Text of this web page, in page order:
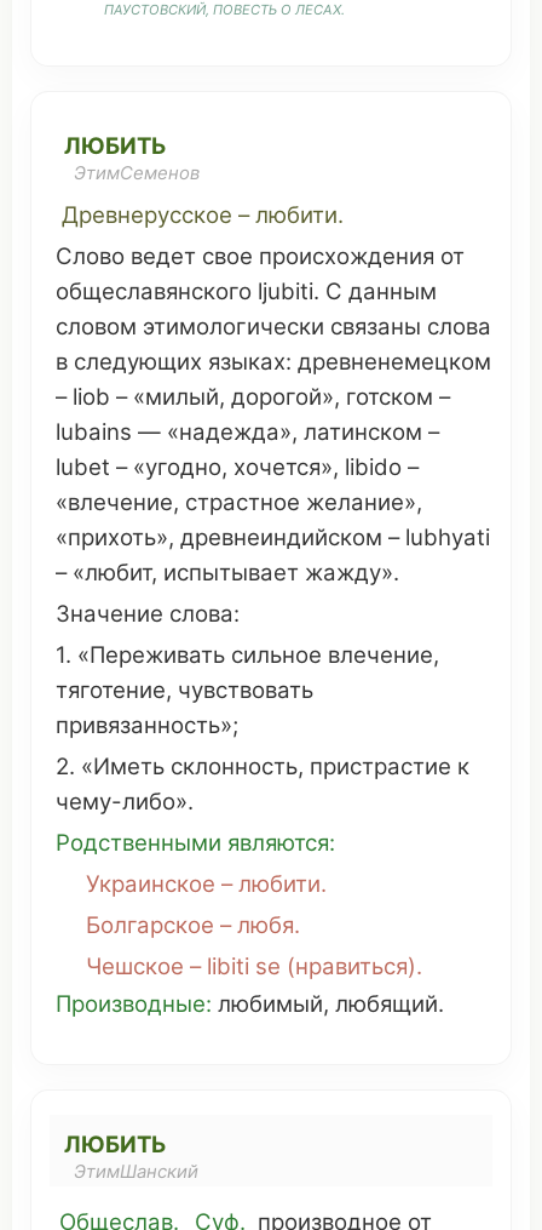
ПАУСТОВСКИЙ, ПОВЕСТЬ О ЛЕСАХ.
ЛЮБИТЬ
ЭтимСеменов
Древнерусское – любити.
Слово ведет свое происхождения от
общеславянского ljubiti. С данным
словом этимологически связаны слова
в следующих языках: древненемецком
– liob – «милый, дорогой», готском –
lubains — «надежда», латинском –
lubet – «угодно, хочется», libido –
«влечение, страстное желание»,
«прихоть», древнеиндийском – lubhyati
– «любит, испытывает жажду».
Значение слова:
1. «Переживать сильное влечение,
тяготение, чувствовать
привязанность»;
2. «Иметь склонность, пристрастие к
чему-либо».
Родственными являются:
Украинское – любити.
Болгарское – любя.
Чешское – libiti se (нравиться).
Производные: любимый, любящий.
ЛЮБИТЬ
ЭтимШанский
Общеслав. Суф. производное от